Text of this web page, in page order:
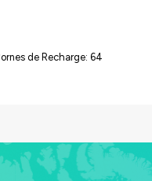
de Recharge: 64